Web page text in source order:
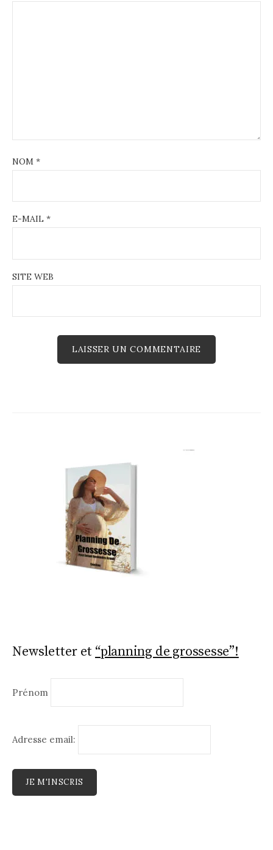
NOM *
E-MAIL *
SITE WEB
Newsletter et “planning de grossesse”!
Prénom
Adresse email: